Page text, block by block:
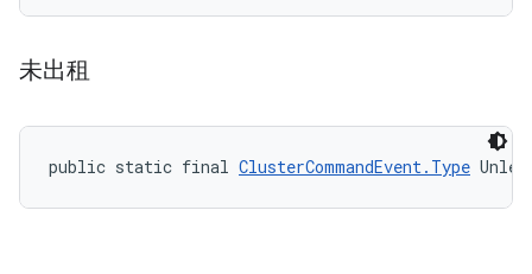
未出租
public static final ClusterCommandEvent.Type